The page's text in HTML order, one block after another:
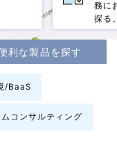
務に
探る
利な製品を探す
/BaaS
コンサルティング